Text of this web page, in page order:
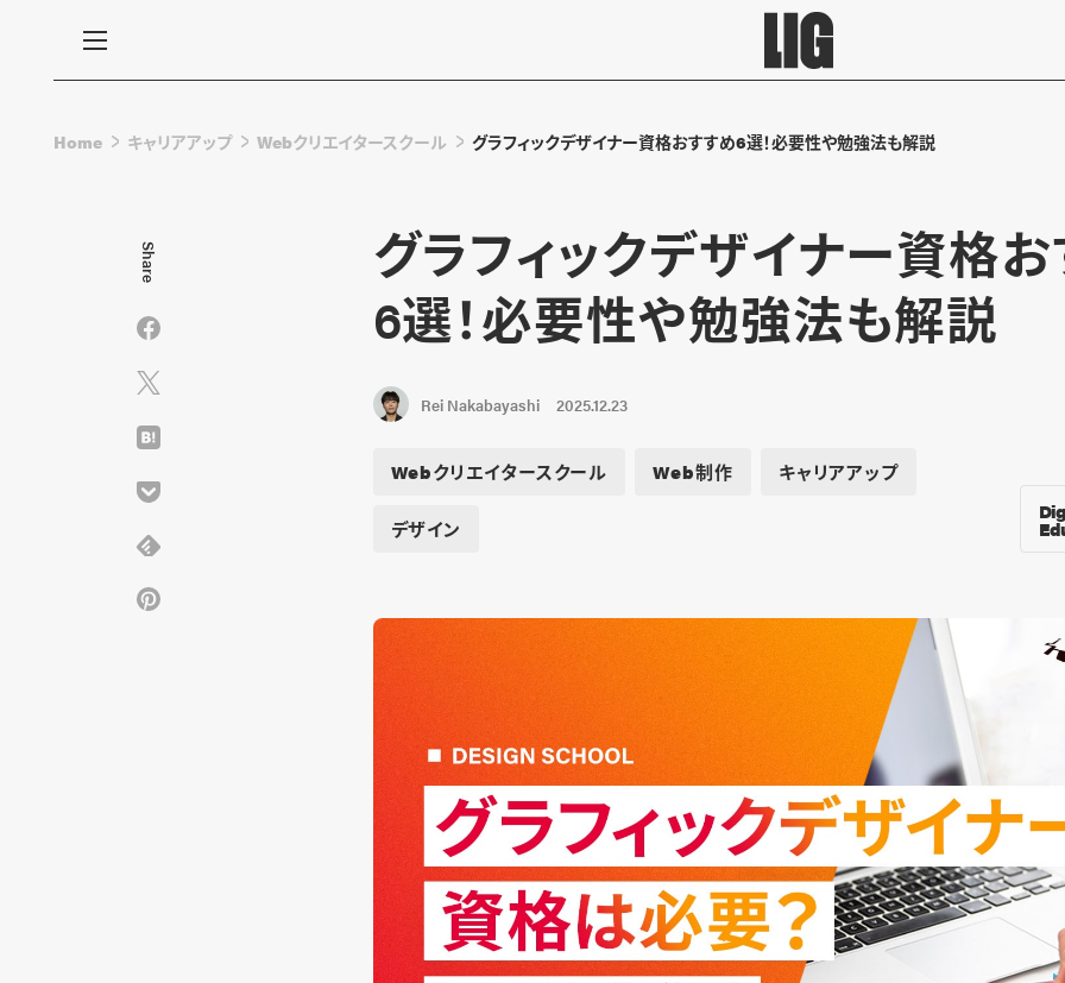
Home キャリアアップ Webクリエイタースクール グラフィックデザイナー資格おすすめ6選！必要性や勉強法も解説
グラフィックデザイナー資格
6選！必要性や勉強法も解説
Rei Nakabayashi 2025.12.23
Webクリエイタースクール Web制作 キャリアアップ
デザイン
Share